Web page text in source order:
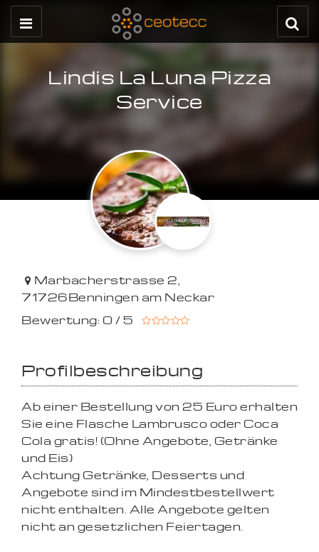
Lindis La Luna Pizza
Service
Marbacherstrasse 2,
71726Benningen am Neckar
Bewertung: 0 / 5
Profilbeschreibung
Ab einer Bestellung von 25 Euro erhalten
Sie eine Flasche Lambrusco oder Coca
Cola gratis! (Ohne Angebote, Getränke
und Eis)
Achtung Getränke, Desserts und
Angebote sind im Mindestbestellwert
nicht enthalten. Alle Angebote gelten
nicht an gesetzlichen Feiertagen.